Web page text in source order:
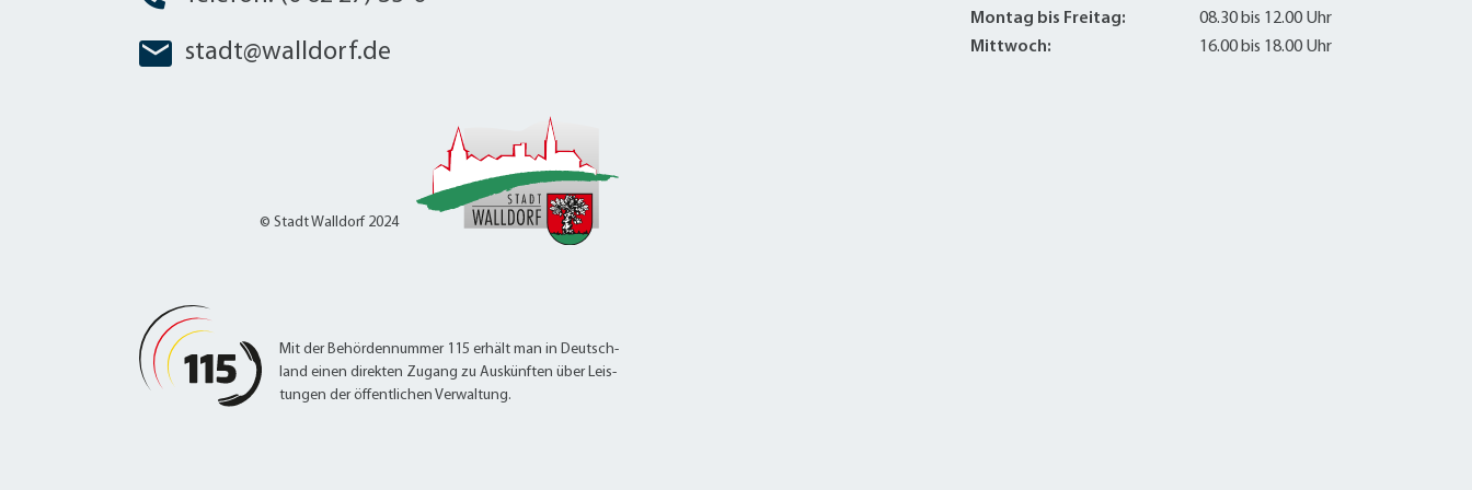
stadt@walldorf.de
Montag bis Freitag:
08.30 bis 12.00 Uhr
Mittwoch:
16.00 bis 18.00 Uhr
© Stadt Walldorf 2024
Mit der Behördennummer 115 erhält man in Deutsch-
land einen direkten Zugang zu Auskünften über Leis-
tungen der öffentlichen Verwaltung.